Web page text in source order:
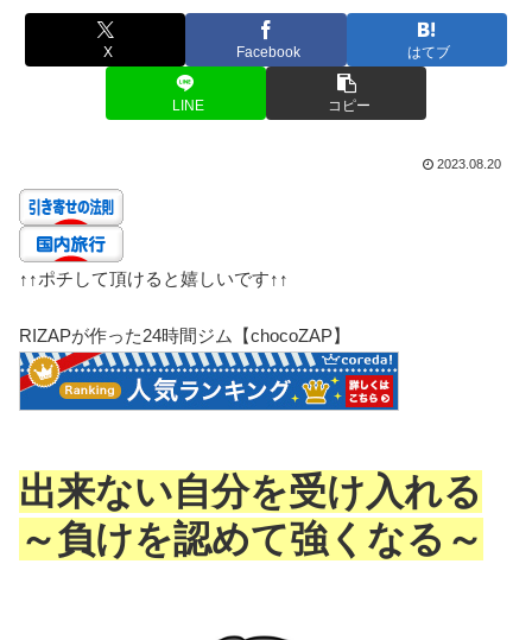
X Facebook はてブ
LINE コピー
2023.08.20
↑↑ポチして頂けると嬉しいです↑↑
RIZAPが作った24時間ジム【chocoZAP】
出来ない自分を受け入れる
～負けを認めて強くなる～